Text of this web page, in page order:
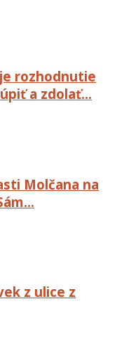
rozhodnutie
a zdolať…
Molčana na
z ulice z